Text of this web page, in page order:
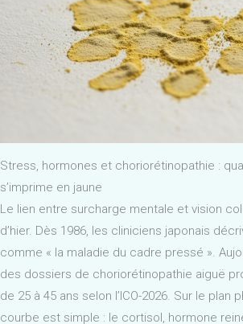
Stress, hormones et choriorétinopathie :
s’imprime en jaune
Le lien entre surcharge mentale et vision
d’hier. Dès 1986, les cliniciens japonais
comme « la maladie du cadre pressé ».
des dossiers de choriorétinopathie aiguë
de 25 à 45 ans selon l’ICO-2026. Sur le plan
courbe est simple : le cortisol, hormone